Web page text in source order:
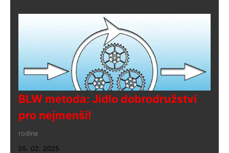
BLW metoda: Jídlo dobrodružství
pro nejmenší!
rodina
05. 02. 2025